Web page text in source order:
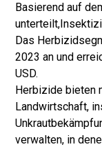
Basierend auf
unterteilt,
Das
2023 an und
USD.
Herbizide bieten
Landwirtschaft,
verwalten, in